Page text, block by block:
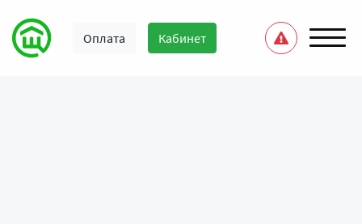
Оплата Кабинет